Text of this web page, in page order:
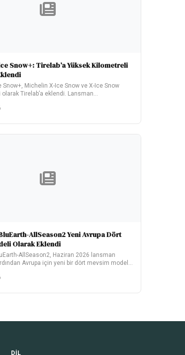
Snow+: Tirelab’a Yüksek Kilometreli
Snow+, Michelin X-Ice Snow ve X-Ice Snow
olarak Tirelab’a eklendi. Lansman…
AllSeason2 Yeni Avrupa Dört
Olarak Eklendi
AllSeason2, Haziran 2026 lansman
Avrupa için yeni bir dört mevsim modeli
DIL